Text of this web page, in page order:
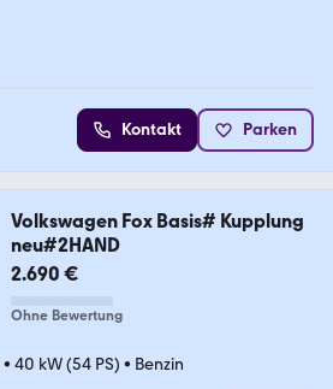
Kontakt Parken
Volkswagen Fox Basis# Kupplung
neu#2HAND
2.690 €
Ohne Bewertung
• 40 kW (54 PS) • Benzin